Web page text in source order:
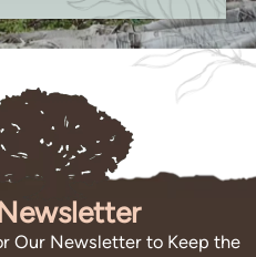
Our Newsletter to Keep the